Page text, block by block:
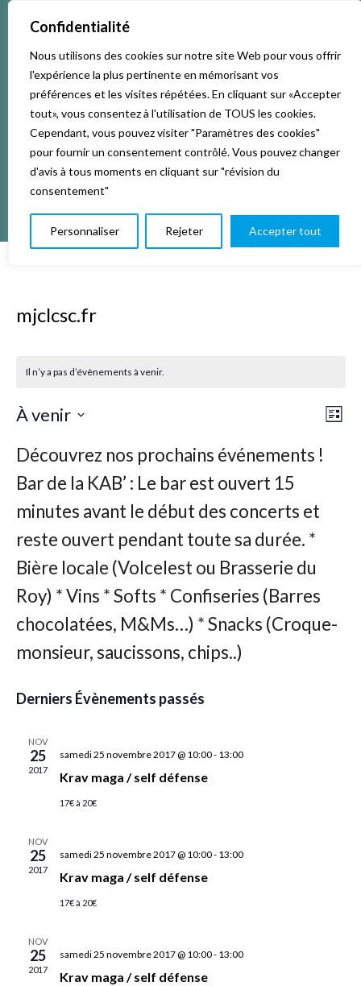
Confidentialité
Nous utilisons des cookies sur notre site Web pour vous offrir
l'expérience la plus pertinente en mémorisant vos
préférences et les visites répétées. En cliquant sur «Accepter
tout», vous consentez à l'utilisation de TOUS les cookies.
Cependant, vous pouvez visiter "Paramètres des cookies"
pour fournir un consentement contrôlé. Vous pouvez changer
d'avis à tous moments en cliquant sur "révision du
consentement"
Personnaliser Rejeter Accepter tout
Accueil Activités & Inscriptions
Événements Studios L’association
La vie de La KAB’ Club
mjclcsc.fr
Il n’y a pas d’évènements à venir.
par
Liste
À venir
une
date.
Derniers Évènements passés
NOV
25
2017
samedi 25 novembre 2017 @ 10:00- 13:00
Krav maga / self défense
17€ à 20€
NOV
25
2017
samedi 25 novembre 2017 @ 10:00- 13:00
Krav maga / self défense
17€ à 20€
NOV
25
2017
samedi 25 novembre 2017 @ 10:00- 13:00
Krav maga / self défense